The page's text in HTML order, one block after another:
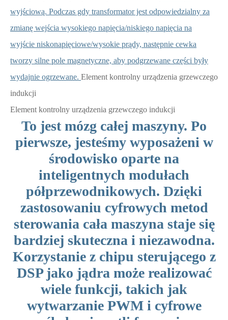
wyjściową. Podczas gdy transformator jest odpowiedzialny za
zmianę wejścia wysokiego napięcia/niskiego napięcia na
wyjście niskonapięciowe/wysokie prądy, następnie cewka
tworzy silne pole magnetyczne, aby podgrzewane części były
wydajnie ogrzewane. Element kontrolny urządzenia grzewczego
indukcji
Element kontrolny urządzenia grzewczego indukcji
To jest mózg całej maszyny. Po
pierwsze, jesteśmy wyposażeni w
środowisko oparte na
inteligentnych modułach
półprzewodnikowych. Dzięki
zastosowaniu cyfrowych metod
sterowania cała maszyna staje się
bardziej skuteczna i niezawodna.
Korzystanie z chipu sterującego z
DSP jako jądra może realizować
wiele funkcji, takich jak
wytwarzanie PWM i cyfrowe